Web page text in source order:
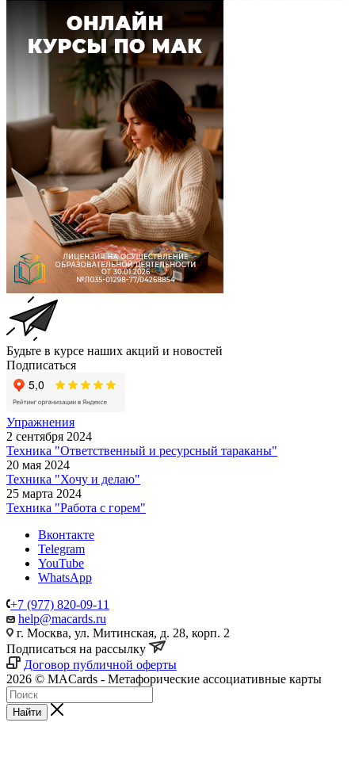
Будьте в курсе наших акций и новостей
Подписаться
Упражнения
2 сентября 2024
Техника "Ответственный и ресурсный тараканы"
20 мая 2024
Техника "Хочу и делаю"
25 марта 2024
Техника "Работа с горем"
Вконтакте
Telegram
YouTube
WhatsApp
+7 (977) 820-09-11
help@macards.ru
г. Москва, ул. Митинская, д. 28, корп. 2
Подписаться на рассылку
Договор публичной оферты
2026 © MACards - Метафорические ассоциативные карты
Найти